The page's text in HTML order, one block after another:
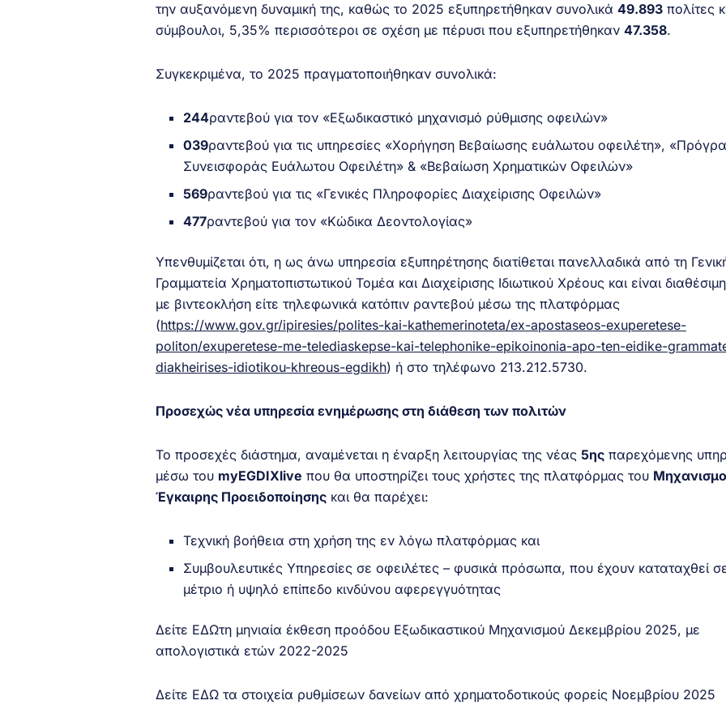
την αυξανόμενη δυναμική της, καθώς το 2025 εξυπηρετήθηκαν συνολικά 49.893 πολίτες κ
σύμβουλοι, 5,35% περισσότεροι σε σχέση με πέρυσι που εξυπηρετήθηκαν 47.358.
Συγκεκριμένα, το 2025 πραγματοποιήθηκαν συνολικά:
244ραντεβού για τον «Εξωδικαστικό μηχανισμό ρύθμισης οφειλών»
039ραντεβού για τις υπηρεσίες «Χορήγηση Βεβαίωσης ευάλωτου οφειλέτη»,
Συνεισφοράς Ευάλωτου Οφειλέτη» & «Βεβαίωση Χρηματικών Οφειλών»
569ραντεβού για τις «Γενικές Πληροφορίες Διαχείρισης Οφειλών»
477ραντεβού για τον «Κώδικα Δεοντολογίας»
Υπενθυμίζεται ότι, η ως άνω υπηρεσία εξυπηρέτησης διατίθεται πανελλαδικά από τη
Γραμματεία Χρηματοπιστωτικού Τομέα και Διαχείρισης Ιδιωτικού Χρέους και είναι διαθέσιμη
με βιντεοκλήση είτε τηλεφωνικά κατόπιν ραντεβού μέσω της πλατφόρμας
(https://www.gov.gr/ipiresies/polites-kai-kathemerinoteta/ex-apostaseos-exuperetese-
politon/exuperetese-me-telediaskepse-kai-telephonike-epikoinonia-apo-ten-eidike-
diakheirises-idiotikou-khreous-egdikh) ή στο τηλέφωνο 213.212.5730.
Προσεχώς νέα υπηρεσία ενημέρωσης στη διάθεση των πολιτών
Το προσεχές διάστημα, αναμένεται η έναρξη λειτουργίας της νέας 5ης παρεχόμενης
μέσω του myEGDIXlive που θα υποστηρίζει τους χρήστες της πλατφόρμας του
Έγκαιρης Προειδοποίησης και θα παρέχει:
Τεχνική βοήθεια στη χρήση της εν λόγω πλατφόρμας και
Συμβουλευτικές Υπηρεσίες σε οφειλέτες – φυσικά πρόσωπα, που έχουν καταταχθεί
μέτριο ή υψηλό επίπεδο κινδύνου αφερεγγυότητας
Δείτε ΕΔΩτη μηνιαία έκθεση προόδου Εξωδικαστικού Μηχανισμού Δεκεμβρίου 2025, με
απολογιστικά ετών 2022-2025
Δείτε ΕΔΩ τα στοιχεία ρυθμίσεων δανείων από χρηματοδοτικούς φορείς Νοεμβρίου 2025